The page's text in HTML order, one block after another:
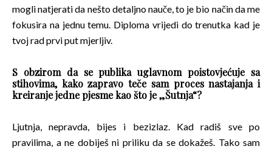
mogli natjerati da nešto detaljno nauče, to je bio način da me
fokusira na jednu temu. Diploma vrijedi do trenutka kad je
tvoj rad prvi put mjerljiv.
S obzirom da se publika uglavnom poistovjećuje sa
stihovima, kako zapravo teče sam proces nastajanja i
kreiranje jedne pjesme kao što je „Šutnja“?
Ljutnja, nepravda, bijes i bezizlaz. Kad radiš sve po
pravilima, a ne dobiješ ni priliku da se dokažeš. Tako sam